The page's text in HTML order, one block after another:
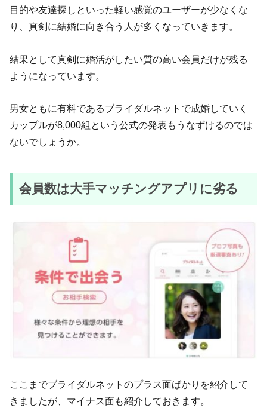
目的や友達探しといった軽い感覚のユーザーが少なくな
り、真剣に結婚に向き合う人が多くなっていきます。
結果として真剣に婚活がしたい質の高い会員だけが残る
ようになっています。
男女ともに有料であるブライダルネットで成婚していく
カップルが8,000組という公式の発表もうなずけるのでは
ないでしょうか。
会員数は大手マッチングアプリに劣る
ここまでブライダルネットのプラス面ばかりを紹介して
きましたが、マイナス面も紹介しておきます。